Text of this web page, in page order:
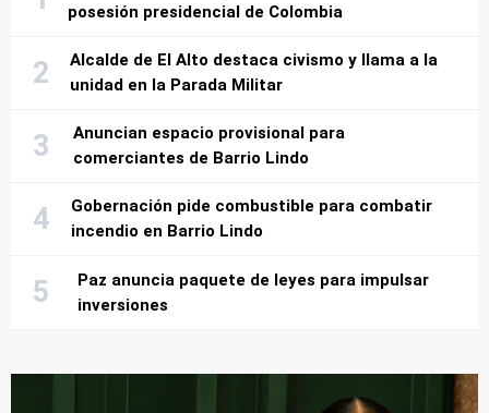
posesión presidencial de Colombia
Alcalde de El Alto destaca civismo y llama a la
unidad en la Parada Militar
Anuncian espacio provisional para
comerciantes de Barrio Lindo
Gobernación pide combustible para combatir
incendio en Barrio Lindo
Paz anuncia paquete de leyes para impulsar
inversiones